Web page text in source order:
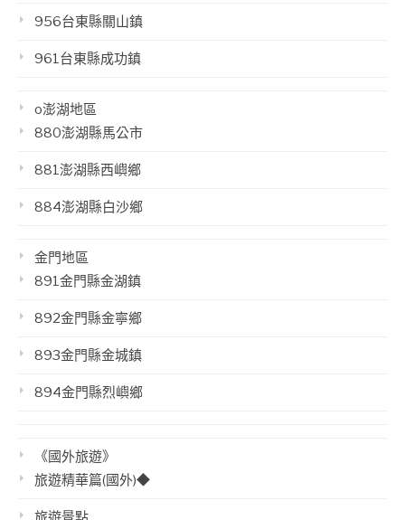
956台東縣關山鎮
961台東縣成功鎮
o澎湖地區
880澎湖縣馬公市
881澎湖縣西嶼鄉
884澎湖縣白沙鄉
金門地區
891金門縣金湖鎮
892金門縣金寧鄉
893金門縣金城鎮
894金門縣烈嶼鄉
《國外旅遊》
旅遊精華篇(國外)◆